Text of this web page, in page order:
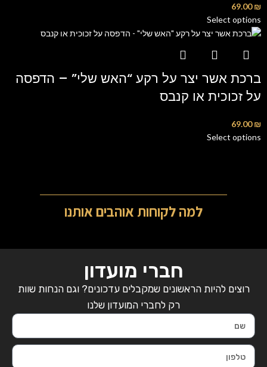
69.00₪
Select options
ברכת אשר יצר על רקע “האש שלי” – הדפסה
על זכוכית או קנבס
69.00₪
Select options
למה לקוחות אוהבים אותנו
חברי מועדון
רוצים להיות הראשונים שמקבלים עדכונים? וגם הנחות שוות
רק לחברי המועדון שלנו